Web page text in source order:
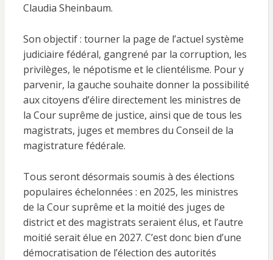
Claudia Sheinbaum.
Son objectif : tourner la page de l’actuel système
judiciaire fédéral, gangrené par la corruption, les
privilèges, le népotisme et le clientélisme. Pour y
parvenir, la gauche souhaite donner la possibilité
aux citoyens d’élire directement les ministres de
la Cour suprême de justice, ainsi que de tous les
magistrats, juges et membres du Conseil de la
magistrature fédérale.
Tous seront désormais soumis à des élections
populaires échelonnées : en 2025, les ministres
de la Cour suprême et la moitié des juges de
district et des magistrats seraient élus, et l’autre
moitié serait élue en 2027. C’est donc bien d’une
démocratisation de l’élection des autorités